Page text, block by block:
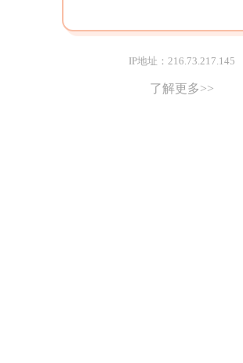
IP地址：216.73.217.145
了解更多>>